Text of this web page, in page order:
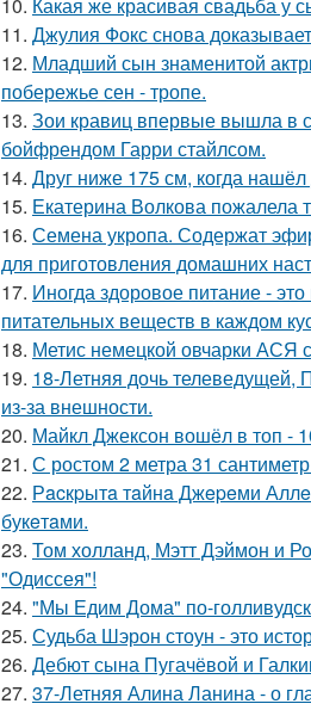
11. Джулия Фокс снова
12. Младший сын знаменитой
побережье сен - тропе.
13. Зои кравиц впервые вышла в
бойфрендом Гарри стайлсом.
14. Друг ниже 175 см, когда
15. Екатерина Волкова пожалела
16. Семена укропа. Содержат
для приготовления домашних
17. Иногда здоровое питание -
питательных веществ в каждом
18. Метис немецкой овчарки
19. 18-Летняя дочь телеведущей,
из-за внешности.
20. Майкл Джексон вошёл в топ -
21. С ростом 2 метра 31
22. Рacкpытa тaйнa Джepeми
букeтaми.
23. Том холланд, Мэтт Дэймон и
"Одиссея"!
24. "Мы Едим Дома" по-
25. Судьба Шэрон стоун - это
26. Дебют сына Пугачёвой и
27. 37-Летняя Алина Ланина - о